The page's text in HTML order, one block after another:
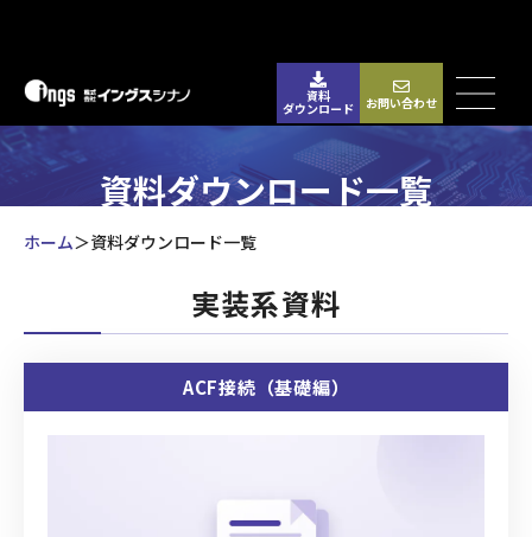
資料
ダウンロード お問い合わせ
資料ダウンロード一覧
ホーム 資料ダウンロード一覧
実装系資料
ACF接続（基礎編）